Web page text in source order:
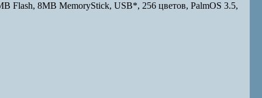
Flash, 8MB MemoryStick, USB*, 256 цветов, PalmOS 3.5,